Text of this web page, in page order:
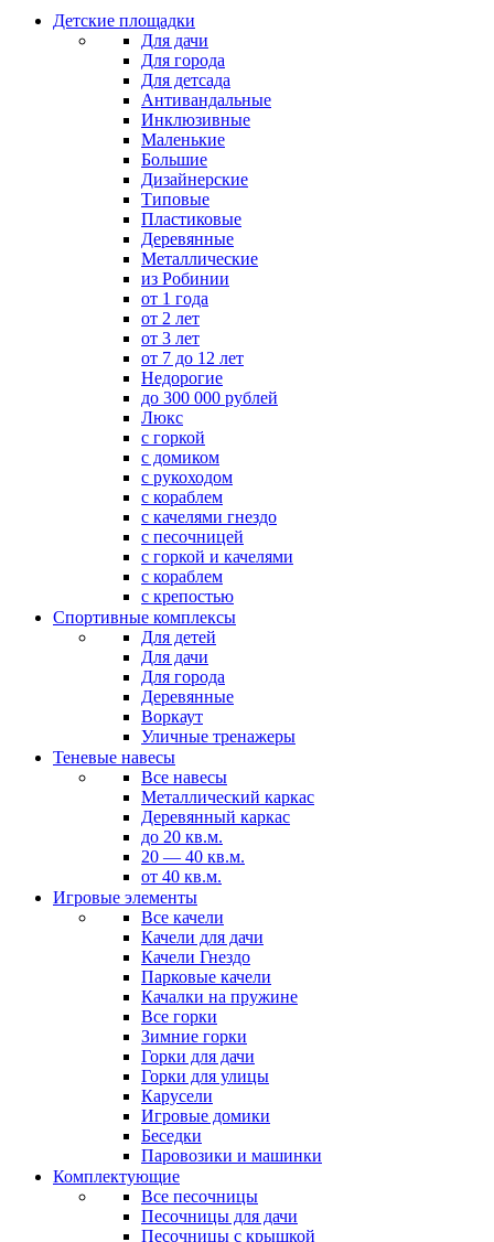
Детские площадки
Для дачи
Для города
Для детсада
Антивандальные
Инклюзивные
Маленькие
Большие
Дизайнерские
Типовые
Пластиковые
Деревянные
Металлические
из Робинии
от 1 года
от 2 лет
от 3 лет
от 7 до 12 лет
Недорогие
до 300 000 рублей
Люкс
с горкой
с домиком
с рукоходом
с кораблем
с качелями гнездо
с песочницей
с горкой и качелями
с кораблем
с крепостью
Спортивные комплексы
Для детей
Для дачи
Для города
Деревянные
Воркаут
Уличные тренажеры
Теневые навесы
Все навесы
Металлический каркас
Деревянный каркас
до 20 кв.м.
20 — 40 кв.м.
от 40 кв.м.
Игровые элементы
Все качели
Качели для дачи
Качели Гнездо
Парковые качели
Качалки на пружине
Все горки
Зимние горки
Горки для дачи
Горки для улицы
Карусели
Игровые домики
Беседки
Паровозики и машинки
Комплектующие
Все песочницы
Песочницы для дачи
Песочницы с крышкой